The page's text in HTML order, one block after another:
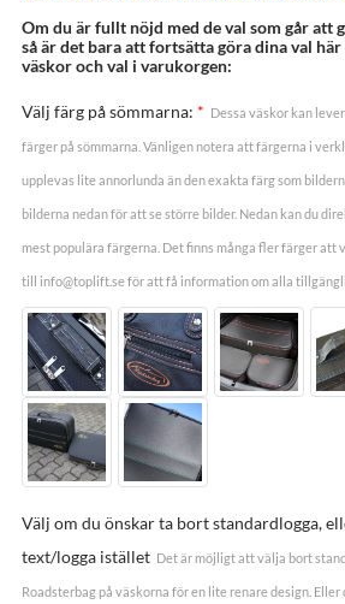
Om du är fullt nöjd med de val som går att
så är det bara att fortsätta göra dina val här
väskor och val i varukorgen:
Välj färg på sömmarna: * Dessa väskor kan
färger på sömmarna. Vänligen notera att färgerna i
upplevas lite annorlunda än den exakta färg som
bilderna nedan för att se större bilder. Nedan kan du
mest populära färgerna. Det finns många fler färger att
till info@toplift.se för att få information om alla
Välj om du önskar ta bort standardlogga,
text/logga istället Det är möjligt att välja bort
Roadsterbag på väskorna för en lite renare design. Eller